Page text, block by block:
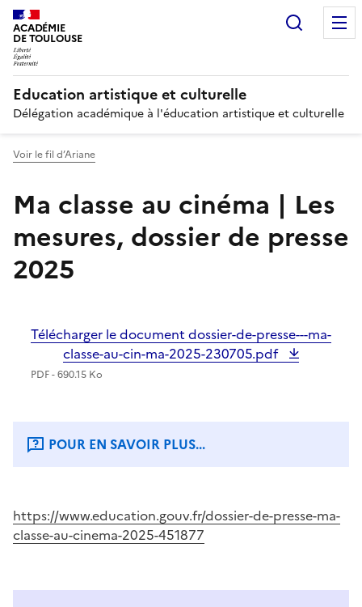
ACADÉMIE
DE TOULOUSE
Education artistique et culturelle
Délégation académique à l'éducation artistique et culturelle
Voir le fil d’Ariane
Ma classe au cinéma | Les
mesures, dossier de presse
2025
Télécharger le document dossier-de-presse---ma-
classe-au-cin-ma-2025-230705.pdf
PDF - 690.15 Ko
POUR EN SAVOIR PLUS...
https://www.education.gouv.fr/dossier-de-presse-ma-
classe-au-cinema-2025-451877